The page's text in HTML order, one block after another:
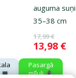
auguma
35–38 cm
Oriģinālā
17,99 €
Cena
13,98 €
💻
Pasargā
mīluli 🕷️